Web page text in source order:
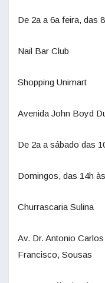
De 2a a 6a feira, das
Nail Bar Club
Shopping Unimart
Avenida John Boyd
De 2a a sábado das
Domingos, das 14h
Churrascaria Sulina
Av. Dr. Antonio
Francisco, Sousas